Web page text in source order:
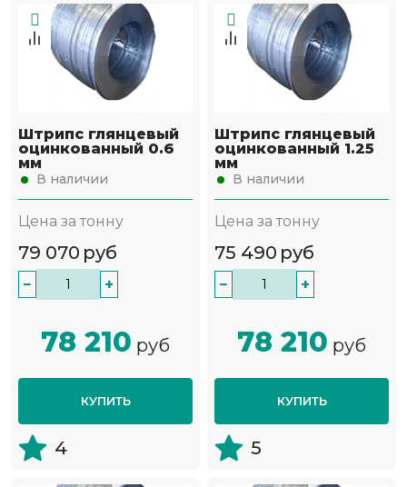
Штрипс глянцевый
оцинкованный 0.6
мм
В наличии
Цена за тонну
79 070 руб
− +
78 210 руб
КУПИТЬ
4
Штрипс глянцевый
оцинкованный 1.25
мм
В наличии
Цена за тонну
75 490 руб
− +
78 210 руб
КУПИТЬ
5